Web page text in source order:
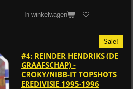
In winkelwagen
Sale!
#4: REINDER HENDRIKS (DE
GRAAFSCHAP) -
CROKY/NIBB-IT TOPSHOTS
EREDIVISIE 1995-1996